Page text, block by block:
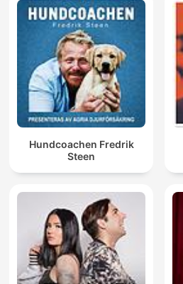
Hundcoachen Fredrik
Steen